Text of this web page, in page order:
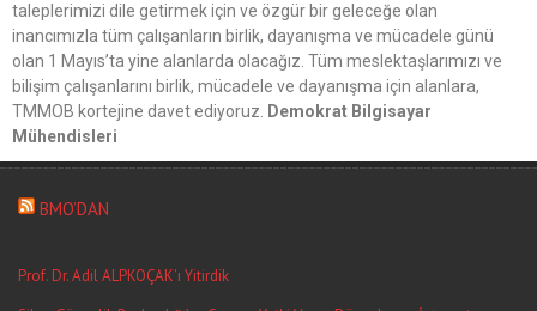
taleplerimizi dile getirmek için ve özgür bir geleceğe olan
inancımızla tüm çalışanların birlik, dayanışma ve mücadele günü
olan 1 Mayıs’ta yine alanlarda olacağız. Tüm meslektaşlarımızı ve
bilişim çalışanlarını birlik, mücadele ve dayanışma için alanlara,
TMMOB kortejine davet ediyoruz.
Demokrat Bilgisayar
Mühendisleri
BMO’DAN
Prof. Dr. Adil ALPKOÇAK’ı Yitirdik